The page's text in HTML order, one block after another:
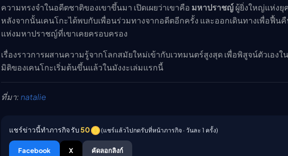
ความทรงจำในอดีตชาติของเขาขึ้นมา เปิดเผยว่าเขาคือ มหาปราชญ์ผู้ยิ่งใหญ่แห่งยุ
หลังจากนั้นเคนโกะได้พบกับเพื่อนร่วมทางจากอดีตอีกครั้ง และออกเดินทางเพื่อฟื้น
แห่งมหาปราชญ์ที่เขาเคยครอบครอง
เรื่องราวการผสานความรู้จากโลกสมัยใหม่เข้ากับเวทมนตร์สูงสุด เพื่อพิสูจน์ตัวเองใ
มิติของเคนโกะเริ่มต้นขึ้นแล้วในมังงะเล่มแรกนี้
ที่มา: natalie
แชร์ข่าวนี้ทำภารกิจ รับ50 (แชร์แล้วไปกดรับที่หน้าภารกิจ · วันละ 1 ครั้ง)
Facebook X คัดลอกลิงก์